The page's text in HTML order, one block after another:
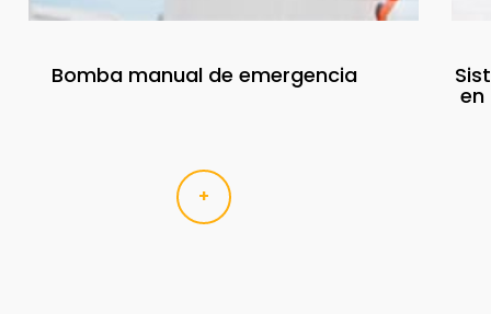
Bomba manual de emergencia
+
en